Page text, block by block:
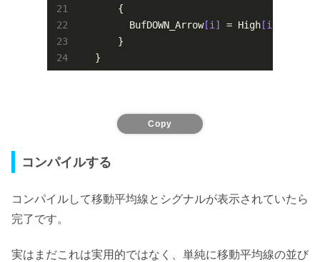
       {
         BufDOWN_Arrow
[i] = High[i]
       }
Copy
コンパイルする
コンパイルして移動平均線とシグナルが表示されていたら
完了です。
実はまだこれは実用的ではなく、単純に移動平均線の並び